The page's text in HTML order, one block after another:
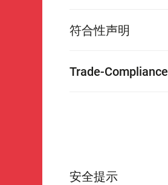
符合性声明
Trade-Compliance
安全提示